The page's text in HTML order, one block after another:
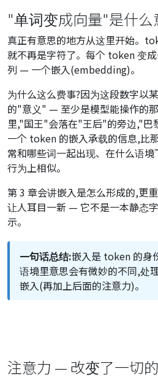
"单词变成向量"是什么
真正有意思的地方从这里开始。
就不再是字符了。每个 token 变
列 — 一个嵌入(embedding)。
为什么这么费事?因为这段数字以
的"意义" — 至少是模型能操作的
里,"国王"会落在"王后"的旁边,"巴
一个 token 的嵌入承载的信息,比
常和哪些词一起出现、在什么语
行为上相似。
第 3 章会讲嵌入是怎么形成的,更
让人耳目一新 — 它不是一本静态
示。
一句话总结:嵌入是 token 的身
语境里意思会有微妙的不同,处
嵌入(再加上后面的注意力)。
注意力 — 改变了一切